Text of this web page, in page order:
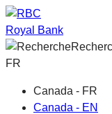
Royal Bank
FR
Canada - FR
Canada - EN